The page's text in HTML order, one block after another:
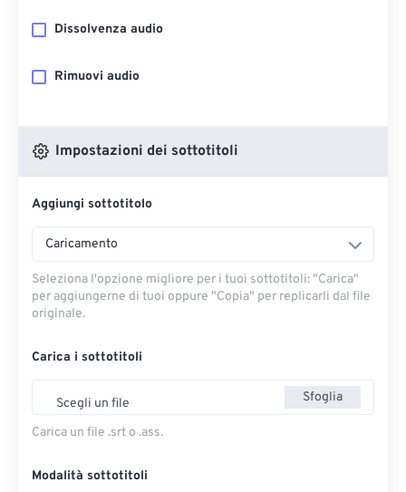
Dissolvenza audio
Rimuovi audio
Impostazioni dei sottotitoli
Aggiungi sottotitolo
Caricamento
Seleziona l'opzione migliore per i tuoi sottotitoli: "Carica" ​​
per aggiungerne di tuoi oppure "Copia" per replicarli dal file
originale.
Carica i sottotitoli
Scegli un file Sfoglia
Carica un file .srt o .ass.
Modalità sottotitoli